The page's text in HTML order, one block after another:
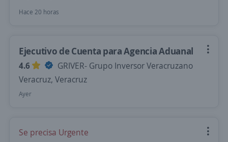
Hace 20 horas
Ejecutivo de Cuenta para Agencia Aduanal
4.6
GRIVER- Grupo Inversor Veracruzano
Veracruz, Veracruz
Ayer
Se precisa Urgente